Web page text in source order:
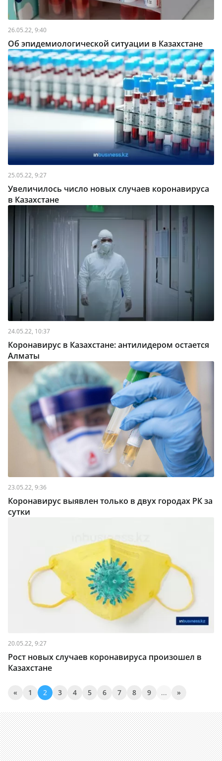
26.05.22, 9:40
Об эпидемиологической ситуации в Казахстане
25.05.22, 9:27
Увеличилось число новых случаев коронавируса
в Казахстане
24.05.22, 10:37
Коронавирус в Казахстане: антилидером остается
Алматы
23.05.22, 9:36
Коронавирус выявлен только в двух городах РК за
сутки
20.05.22, 9:27
Рост новых случаев коронавируса произошел в
Казахстане
« 1 2 3 4 5 6 7 8 9 ... »